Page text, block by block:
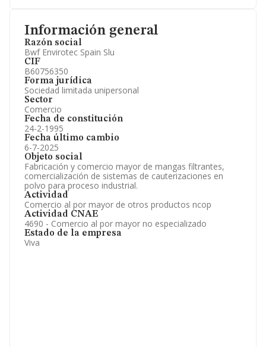
Información general
Razón social
Bwf Envirotec Spain Slu
CIF
B60756350
Forma jurídica
Sociedad limitada unipersonal
Sector
Comercio
Fecha de constitución
24-2-1995
Fecha último cambio
6-7-2025
Objeto social
Fabricación y comercio mayor de mangas filtrantes,
comercialización de sistemas de cauterizaciones en
polvo para proceso industrial.
Actividad
Comercio al por mayor de otros productos ncop
Actividad CNAE
4690 - Comercio al por mayor no especializado
Estado de la empresa
Viva